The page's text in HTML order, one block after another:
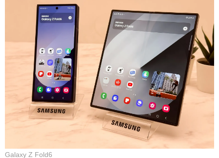
Galaxy Z Fold6